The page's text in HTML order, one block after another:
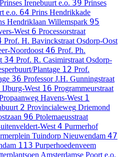
Prinses Irenebuurt e.o. 39 Prinses
e.o. 64 Prins Hendrikkade
Hendriklaan Willemspark 95
West 6 Processorstraat
Prof. H. Bavinckstraat Osdorp-Oost
Noordoost 46 Prof. Ph.
34 Prof. R. Casimirstraat Osdorp-
Plantage 12 Prof.
36 Professor J.H. Gunningstraat
IJburg-West 16 Programmeurstraat
Havens-West 1
2 Provincialeweg Driemond
96 Ptolemaeusstraat
West 4 Purmerhof
Tuindorp Nieuwendam 47
113 Purperhoedenveem
Amsterdamse Poort e.o.